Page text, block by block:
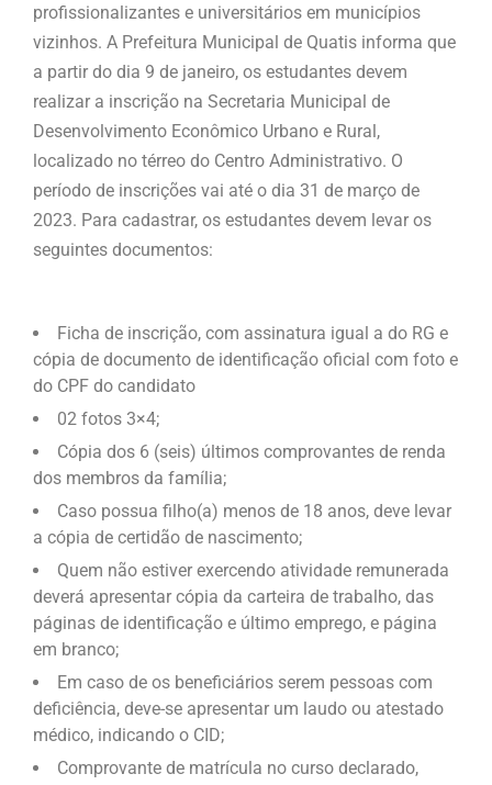
profissionalizantes e universitários em municípios
vizinhos. A Prefeitura Municipal de Quatis informa que
a partir do dia 9 de janeiro, os estudantes devem
realizar a inscrição na Secretaria Municipal de
Desenvolvimento Econômico Urbano e Rural,
localizado no térreo do Centro Administrativo. O
período de inscrições vai até o dia 31 de março de
2023. Para cadastrar, os estudantes devem levar os
seguintes documentos:
Ficha de inscrição, com assinatura igual a do RG e
cópia de documento de identificação oficial com foto e
do CPF do candidato
02 fotos 3×4;
Cópia dos 6 (seis) últimos comprovantes de renda
dos membros da família;
Caso possua filho(a) menos de 18 anos, deve levar
a cópia de certidão de nascimento;
Quem não estiver exercendo atividade remunerada
deverá apresentar cópia da carteira de trabalho, das
páginas de identificação e último emprego, e página
em branco;
Em caso de os beneficiários serem pessoas com
deficiência, deve-se apresentar um laudo ou atestado
médico, indicando o CID;
Comprovante de matrícula no curso declarado,